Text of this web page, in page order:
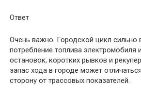
Ответ
Очень важно. Городской цикл сильно
потребление топлива электромобиля
остановок, коротких рывков и
запас хода в городе может
сторону от трассовых показателей.